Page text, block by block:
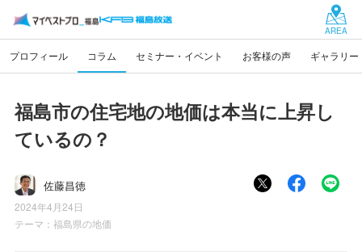
AREA
プロフィール コラム セミナー・イベント お客様の声 ギャラリー
福島市の住宅地の地価は本当に上昇し
ているの？
佐藤昌徳
2024年4月24日
テーマ： 福島県の地価